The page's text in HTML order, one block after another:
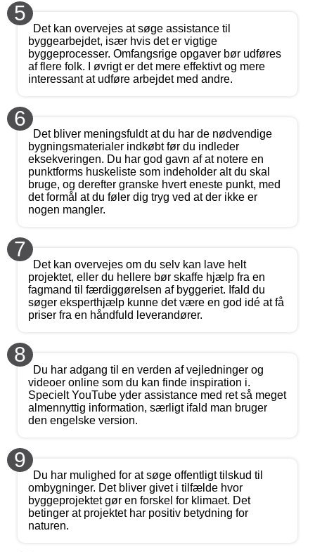
5
Det kan overvejes at søge assistance til
byggearbejdet, især hvis det er vigtige
byggeprocesser. Omfangsrige opgaver bør udføres
af flere folk. I øvrigt er det mere effektivt og mere
interessant at udføre arbejdet med andre.
6
Det bliver meningsfuldt at du har de nødvendige
bygningsmaterialer indkøbt før du indleder
eksekveringen. Du har god gavn af at notere en
punktforms huskeliste som indeholder alt du skal
bruge, og derefter granske hvert eneste punkt, med
det formål at du føler dig tryg ved at der ikke er
nogen mangler.
7
Det kan overvejes om du selv kan lave helt
projektet, eller du hellere bør skaffe hjælp fra en
fagmand til færdiggørelsen af byggeriet. Ifald du
søger eksperthjælp kunne det være en god idé at få
priser fra en håndfuld leverandører.
8
Du har adgang til en verden af vejledninger og
videoer online som du kan finde inspiration i.
Specielt YouTube yder assistance med ret så meget
almennyttig information, særligt ifald man bruger
den engelske version.
9
Du har mulighed for at søge offentligt tilskud til
ombygninger. Det bliver givet i tilfælde hvor
byggeprojektet gør en forskel for klimaet. Det
betinger at projektet har positiv betydning for
naturen.